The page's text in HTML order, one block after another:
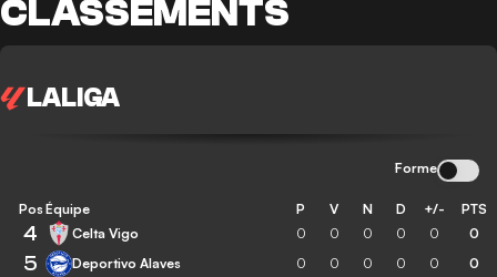
CLASSEMENTS
LALIGA
Forme
Pos Équipe P V N D +/- PTS
4 Celta Vigo 0 0 0 0 0 0
5 Deportivo Alaves 0 0 0 0 0 0